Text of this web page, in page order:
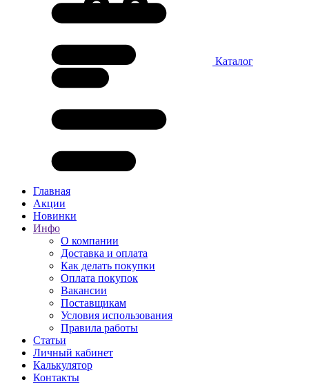
Каталог
Главная
Акции
Новинки
Инфо
О компании
Доставка и оплата
Как делать покупки
Оплата покупок
Вакансии
Поставщикам
Условия использования
Правила работы
Статьи
Личный кабинет
Калькулятор
Контакты